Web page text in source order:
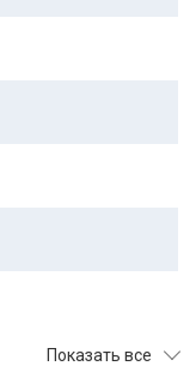
Показать все